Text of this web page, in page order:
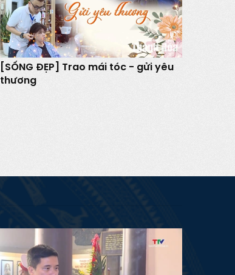
[SỐNG ĐẸP] Trao mái tóc - gửi yêu
thương